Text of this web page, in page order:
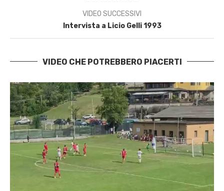
VIDEO SUCCESSIVI
Intervista a Licio Gelli 1993
VIDEO CHE POTREBBERO PIACERTI